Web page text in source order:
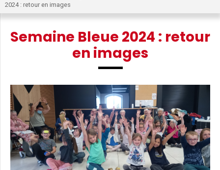
2024 : retour en images
Semaine Bleue 2024 : retour
en images